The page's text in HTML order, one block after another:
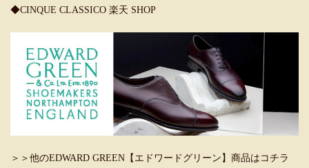
◆CINQUE CLASSICO 楽天 SHOP
＞＞他のEDWARD GREEN【エドワードグリーン】商品はコチラ